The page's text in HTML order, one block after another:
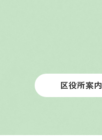
区役所案内